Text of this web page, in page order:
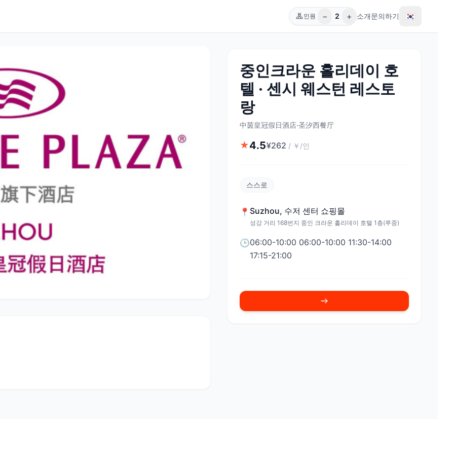
인원 − 2 + 소개문의하기 🇰🇷
중인크라운 홀리데이 호
텔 · 센시 웨스턴 레스토
랑
中茵皇冠假日酒店·圣汐西餐厅
★4.5¥262 / ￥/인
스스로
📍 Suzhou, 수저 센터 쇼핑몰
성강 거리 168번지 중인 크라운 홀리데이 호텔 1층(루중)
🕒06:00-10:00 06:00-10:00 11:30-14:00
17:15-21:00